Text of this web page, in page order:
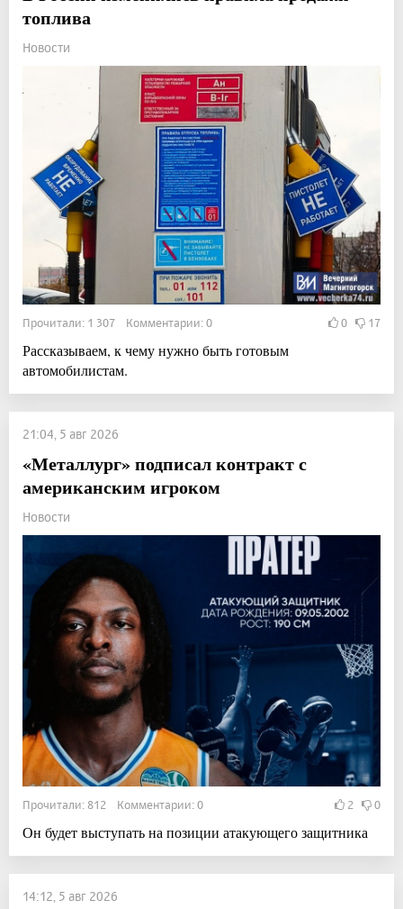
топлива
Новости
Прочитали: 1 307 Комментарии: 0 0 17
Рассказываем, к чему нужно быть готовым
автомобилистам.
21:04, 5 авг 2026
«Металлург» подписал контракт с
американским игроком
Новости
Прочитали: 812 Комментарии: 0 2 0
Он будет выступать на позиции атакующего защитника
14:12, 5 авг 2026